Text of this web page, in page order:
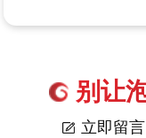
别让
立即留